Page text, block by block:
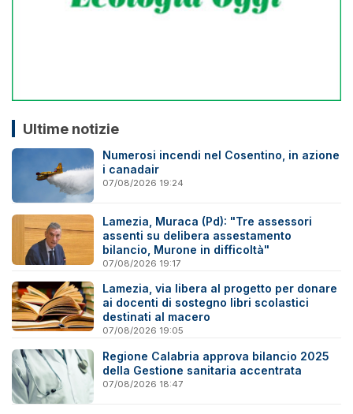
Ultime notizie
Numerosi incendi nel Cosentino, in azione
i canadair
07/08/2026 19:24
Lamezia, Muraca (Pd): "Tre assessori
assenti su delibera assestamento
bilancio, Murone in difficoltà"
07/08/2026 19:17
Lamezia, via libera al progetto per donare
ai docenti di sostegno libri scolastici
destinati al macero
07/08/2026 19:05
Regione Calabria approva bilancio 2025
della Gestione sanitaria accentrata
07/08/2026 18:47